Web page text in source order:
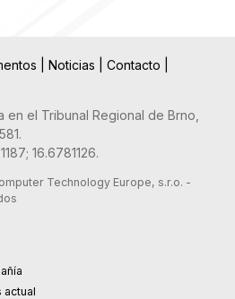
Noticias Contacto
en el Tribunal Regional de Brno,
16.6781126.
Technology Europe, s.r.o. -
actual